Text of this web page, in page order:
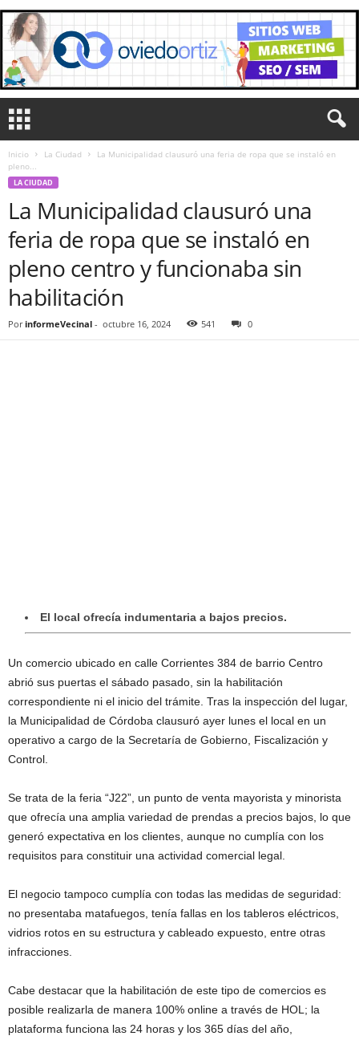
Inicio La Ciudad
La Municipalidad clausuró una feria de ropa que se instaló en
pleno...
LA CIUDAD
La Municipalidad clausuró una
feria de ropa que se instaló en
pleno centro y funcionaba sin
habilitación
Por informeVecinal - octubre 16, 2024 541 0
El local ofrecía indumentaria a bajos precios.
Un comercio ubicado en calle Corrientes 384 de barrio Centro
abrió sus puertas el sábado pasado, sin la habilitación
correspondiente ni el inicio del trámite. Tras la inspección del lugar,
la Municipalidad de Córdoba clausuró ayer lunes el local en un
operativo a cargo de la Secretaría de Gobierno, Fiscalización y
Control.
Se trata de la feria “J22”, un punto de venta mayorista y minorista
que ofrecía una amplia variedad de prendas a precios bajos, lo que
generó expectativa en los clientes, aunque no cumplía con los
requisitos para constituir una actividad comercial legal.
El negocio tampoco cumplía con todas las medidas de seguridad:
no presentaba matafuegos, tenía fallas en los tableros eléctricos,
vidrios rotos en su estructura y cableado expuesto, entre otras
infracciones.
Cabe destacar que la habilitación de este tipo de comercios es
posible realizarla de manera 100% online a través de HOL; la
plataforma funciona las 24 horas y los 365 días del año,